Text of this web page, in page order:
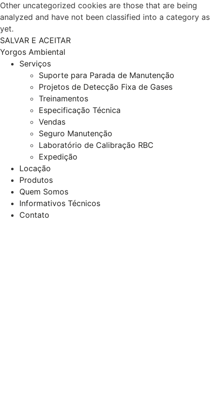
Other uncategorized cookies are those that are being
analyzed and have not been classified into a category as
yet.
SALVAR E ACEITAR
Yorgos Ambiental
Serviços
Suporte para Parada de Manutenção
Projetos de Detecção Fixa de Gases
Treinamentos
Especificação Técnica
Vendas
Seguro Manutenção
Laboratório de Calibração RBC
Expedição
Locação
Produtos
Quem Somos
Informativos Técnicos
Contato